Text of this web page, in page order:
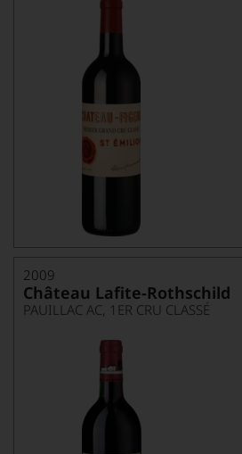
2009
Château Lafite-Rothschild
PAUILLAC AC, 1ER CRU CLASSÉ